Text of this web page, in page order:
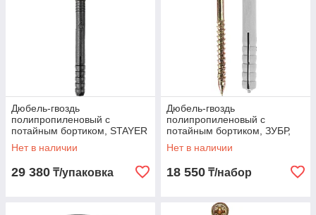
Дюбель-гвоздь
полипропиленовый с
потайным бортиком, STAYER
60 x 6 мм, 1500 шт. (30640-
06-060)
Нет в наличии
29 380 ₸/упаковка
Дюбель-гвоздь
полипропиленовый с
потайным бортиком, ЗУБР,
140 x 8 мм, 500 шт. (4-
301340-08-140)
Нет в наличии
18 550 ₸/набор